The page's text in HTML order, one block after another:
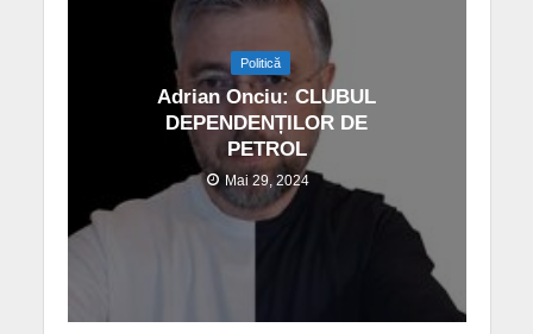
Politică
Adrian Onciu: CLUBUL
DEPENDENȚILOR DE
PETROL
Mai 29, 2024